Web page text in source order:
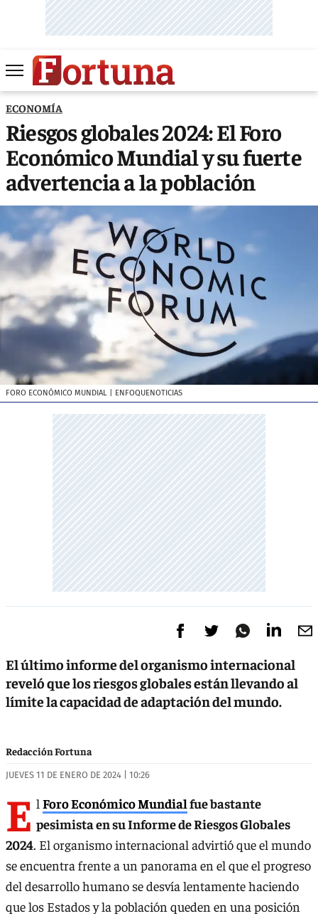
ECONOMÍA
Riesgos globales 2024: El Foro
Económico Mundial y su fuerte
advertencia a la población
FORO ECONÓMICO MUNDIAL | ENFOQUENOTICIAS
El último informe del organismo internacional
reveló que los riesgos globales están llevando al
límite la capacidad de adaptación del mundo.
Redacción Fortuna
JUEVES 11 DE ENERO DE 2024 | 10:26
E l Foro Económico Mundialfue bastante
pesimista en su Informe de Riesgos Globales
2024. El organismo internacional advirtió que el mundo
se encuentra frente a un panorama en el que el progreso
del desarrollo humano se desvía lentamente haciendo
que los Estados y la población queden en una posición